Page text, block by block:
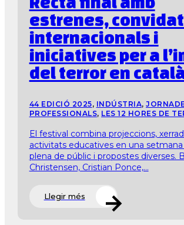
estrenes,
internacionals i
iniciatives per a
del terror en
44 EDICIÓ 2025, INDÚSTRIA,
PROFESSIONALS, LES 12 HORES DE
El festival combina projeccions,
activitats educatives en una
plena de públic i propostes diverses.
Christensen, Cristian Ponce,...
Llegir més